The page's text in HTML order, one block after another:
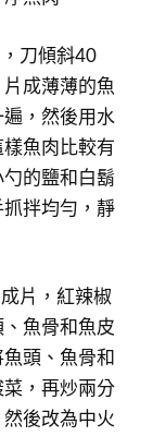
刀傾斜40
成薄薄的魚
，然後用水
魚肉比較有
的鹽和白鬍
拌均勻，靜
片，紅辣椒
魚骨和魚皮
頭、魚骨和
，再炒兩分
後改為中火